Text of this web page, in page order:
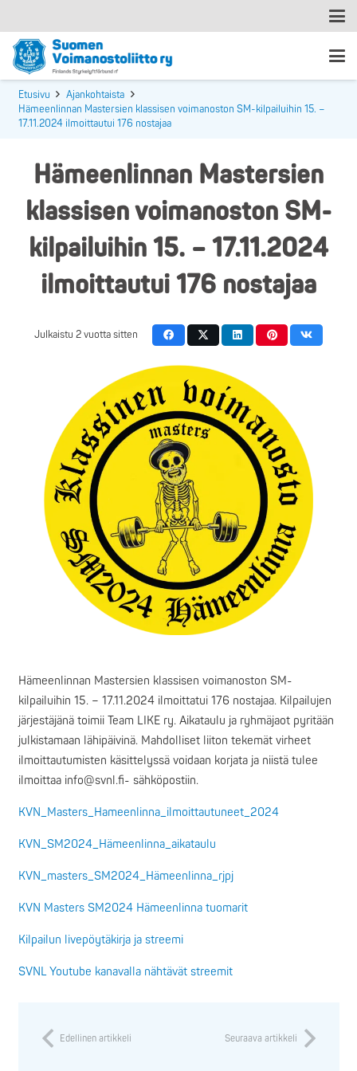
Etusivu
Ajankohtaista
Hämeenlinnan Mastersien klassisen voimanoston SM-kilpailuihin 15. –
17.11.2024 ilmoittautui 176 nostajaa
Hämeenlinnan Mastersien
klassisen voimanoston SM-
kilpailuihin 15. – 17.11.2024
ilmoittautui 176 nostajaa
Julkaistu2 vuotta sitten
Hämeenlinnan Mastersien klassisen voimanoston SM-
kilpailuihin 15. – 17.11.2024 ilmoittatui 176 nostajaa. Kilpailujen
järjestäjänä toimii Team LIKE ry. Aikataulu ja ryhmäjaot pyritään
julkistamaan lähipäivinä. Mahdolliset liiton tekemät virheet
ilmoittautumisten käsittelyssä voidaan korjata ja niistä tulee
ilmoittaa info@svnl.fi- sähköpostiin.
KVN_Masters_Hameenlinna_ilmoittautuneet_2024
KVN_SM2024_Hämeenlinna_aikataulu
KVN_masters_SM2024_Hämeenlinna_rjpj
KVN Masters SM2024 Hämeenlinna tuomarit
Kilpailun livepöytäkirja ja streemi
SVNL Youtube kanavalla nähtävät streemit
Edellinen artikkeli Seuraava artikkeli